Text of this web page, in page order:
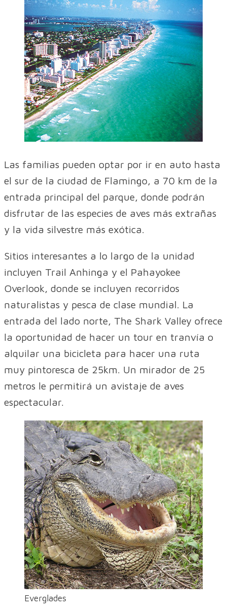
Las familias pueden optar por ir en auto hasta
el sur de la ciudad de Flamingo, a 70 km de la
entrada principal del parque, donde podrán
disfrutar de las especies de aves más extrañas
y la vida silvestre más exótica.
Sitios interesantes a lo largo de la unidad
incluyen Trail Anhinga y el Pahayokee
Overlook, donde se incluyen recorridos
naturalistas y pesca de clase mundial. La
entrada del lado norte, The Shark Valley ofrece
la oportunidad de hacer un tour en tranvía o
alquilar una bicicleta para hacer una ruta
muy pintoresca de 25km. Un mirador de 25
metros le permitirá un avistaje de aves
espectacular.
Everglades